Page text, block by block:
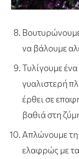
να βάλουμε
Τυλίγουμε
γυαλιστερή
έρθει σε
βαθιά στη
Απλώνουμε τη
ελαφρώς με